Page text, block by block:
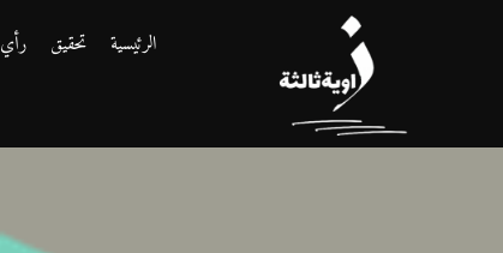
الرئيسية تحقيق رأي